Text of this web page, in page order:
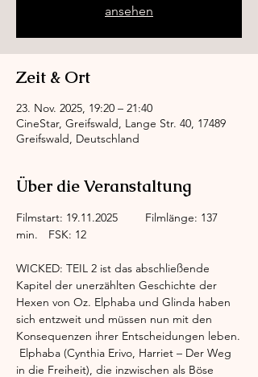
ansehen
Zeit & Ort
23. Nov. 2025, 19:20 – 21:40
CineStar, Greifswald, Lange Str. 40, 17489
Greifswald, Deutschland
Über die Veranstaltung
Filmstart: 19.11.2025	Filmlänge: 137
min.	FSK: 12
WICKED: TEIL 2 ist das abschließende
Kapitel der unerzählten Geschichte der
Hexen von Oz. Elphaba und Glinda haben
sich entzweit und müssen nun mit den
Konsequenzen ihrer Entscheidungen leben.
in die Freiheit), die inzwischen als Böse